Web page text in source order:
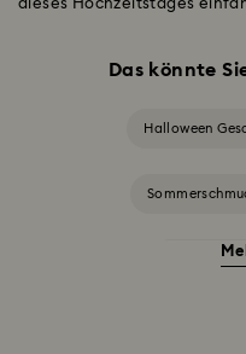
dieses Hochzeitstages
Das könnte
Halloween
Alice in